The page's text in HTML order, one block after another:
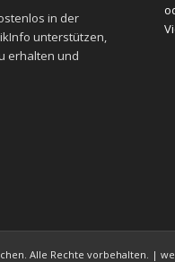
in der
unterstützen,
erhalten und
Alle Rechte vorbehalten. |